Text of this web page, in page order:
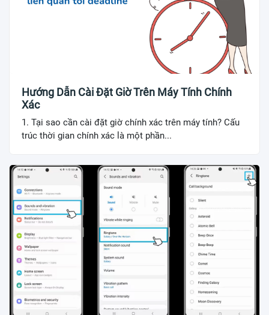
Hướng Dẫn Cài Đặt Giờ Trên Máy Tính Chính
Xác
1. Tại sao cần cài đặt giờ chính xác trên máy tính? Cấu
trúc thời gian chính xác là một phần...